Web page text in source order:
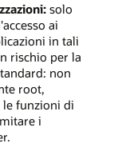
solo
ai
in tali
rischio per la
non
root,
funzioni di
i